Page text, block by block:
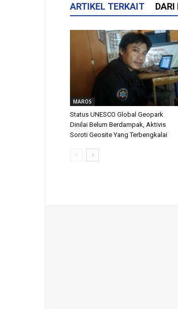
ARTIKEL TERKAIT DARI
MAROS
Status UNESCO Global Geopark
Dinilai Belum Berdampak, Aktivis
Soroti Geosite Yang Terbengkalai